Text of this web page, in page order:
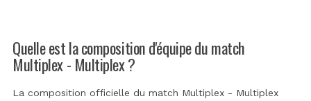
Quelle est la composition d'équipe du match
Multiplex - Multiplex ?
La composition officielle du match Multiplex - Multiplex